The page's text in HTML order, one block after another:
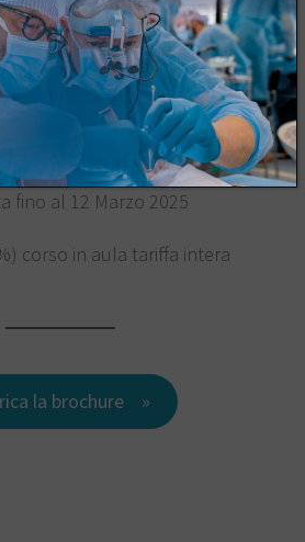
di iscrizione
corso in aula iscrizione
fino al 12 Marzo 2025
corso in aula tariffa intera
la brochure